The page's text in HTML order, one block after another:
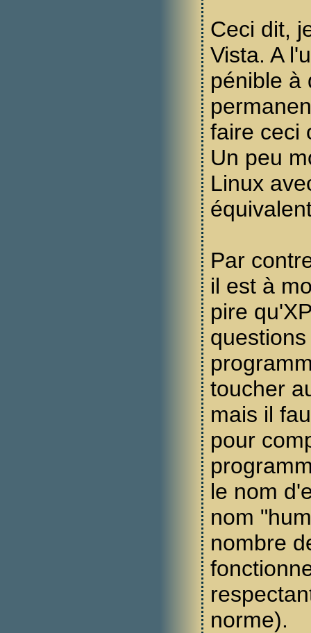
Ceci dit,
Vista. A
pénible à
faire ceci
Un peu
Linux
Par
il est à
pire
toucher
mais il
pour
le nom
nom
nombre
norme).